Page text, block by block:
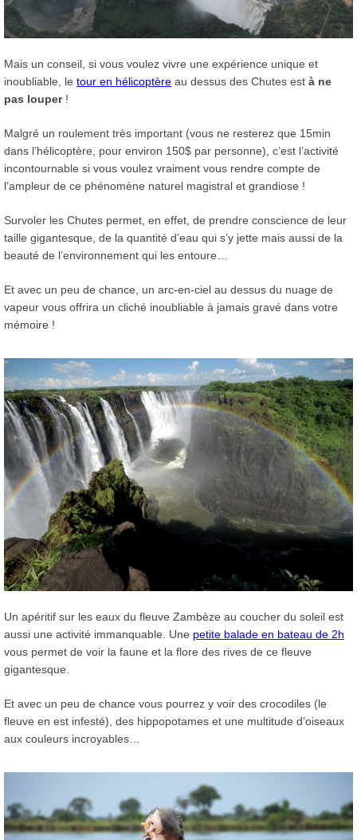
Mais un conseil, si vous voulez vivre une expérience unique et
inoubliable, le tour en hélicoptère au dessus des Chutes est à ne
pas louper!
Malgré un roulement très important (vous ne resterez que 15min
dans l’hélicoptère, pour environ 150$ par personne), c’est l’activité
incontournable si vous voulez vraiment vous rendre compte de
l’ampleur de ce phénomène naturel magistral et grandiose !
Survoler les Chutes permet, en effet, de prendre conscience de leur
taille gigantesque, de la quantité d’eau qui s’y jette mais aussi de la
beauté de l’environnement qui les entoure…
Et avec un peu de chance, un arc-en-ciel au dessus du nuage de
vapeur vous offrira un cliché inoubliable à jamais gravé dans votre
mémoire !
Un apéritif sur les eaux du fleuve Zambèze au coucher du soleil est
aussi une activité immanquable. Une petite balade en bateau de 2h
vous permet de voir la faune et la flore des rives de ce fleuve
gigantesque.
Et avec un peu de chance vous pourrez y voir des crocodiles (le
fleuve en est infesté), des hippopotames et une multitude d’oiseaux
aux couleurs incroyables…